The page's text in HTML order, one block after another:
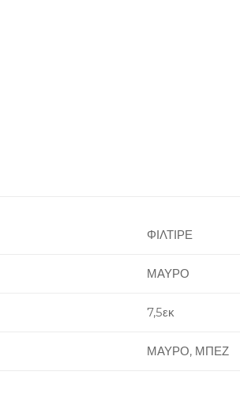
ΦΙΛΤΙΡΕ
ΜΑΥΡΟ
7,5εκ
ΜΑΥΡΟ, ΜΠΕΖ